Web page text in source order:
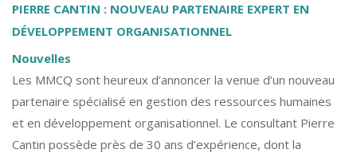
PIERRE CANTIN : NOUVEAU PARTENAIRE EXPERT EN
DÉVELOPPEMENT ORGANISATIONNEL
Nouvelles
Les MMCQ sont heureux d’annoncer la venue d’un nouveau
partenaire spécialisé en gestion des ressources humaines
et en développement organisationnel. Le consultant Pierre
Cantin possède près de 30 ans d’expérience, dont la